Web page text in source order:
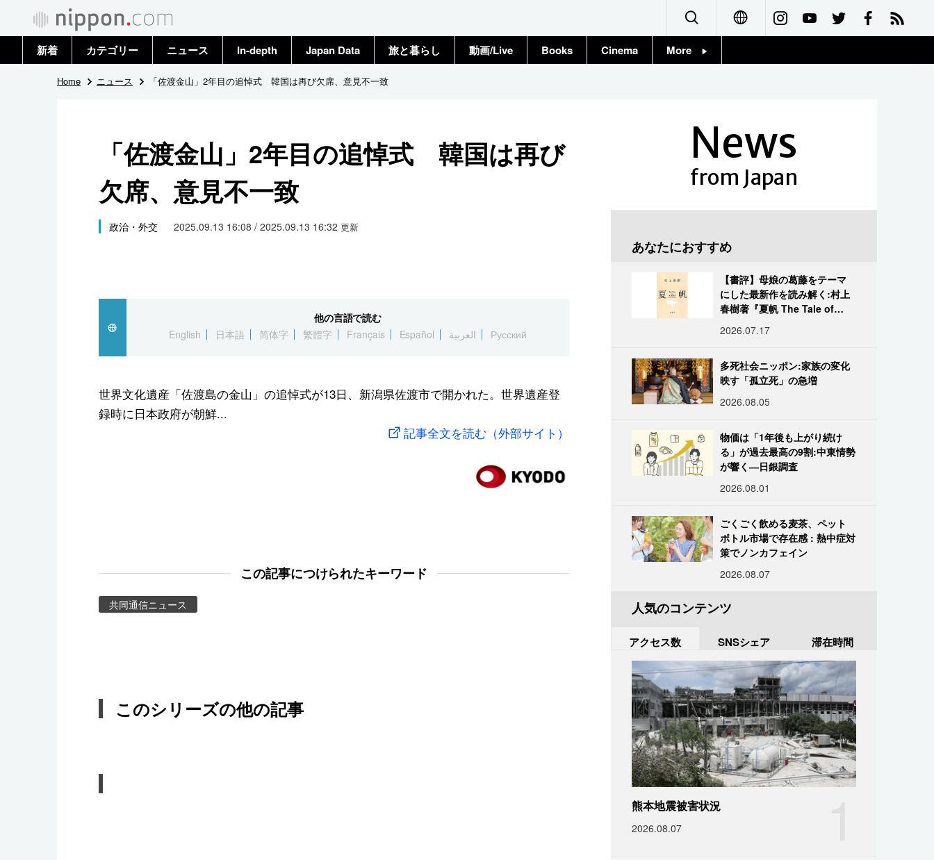
Français
新着 カテゴリー
政治・外交
社会
文化
スポーツ・東京2020
ニュース
トップ
In-depth Japan Data 旅と暮らし 動画/Live Books Cinema More
Home ニュース 「佐渡金山」2年目の追悼式 韓国は再び欠席、意見不一致
「佐渡金山」2年目の追悼式 韓国は再び
欠席、意見不一致
政治・外交 2025.09.13 16:08 / 2025.09.13 16:32 更新
他の言語で読む
English
日本語 简体字 繁體字 Français Español العربية Русский
世界文化遺産「佐渡島の金山」の追悼式が13日、新潟県佐渡市で開かれた。世界遺産登
録時に日本政府が朝鮮...
記事全文を読む（外部サイト）
この記事につけられたキーワード
共同通信ニュース
このシリーズの他の記事
News
from Japan
あなたにおすすめ
【書評】母娘の葛藤をテーマ
にした最新作を読み解く:村上
春樹著『夏帆 The Tale of
2026.07.17
多死社会ニッポン:家族の変化
映す「孤立死」の急増
2026.08.05
物価は「1年後も上がり続け
る」が過去最高の9割:中東情勢
が響く―日銀調査
2026.08.01
ごくごく飲める麦茶、ペット
ボトル市場で存在感 : 熱中症対
策でノンカフェイン
2026.08.07
人気のコンテンツ
アクセス数 SNSシェア 滞在時間
熊本地震被害状況
2026.08.07